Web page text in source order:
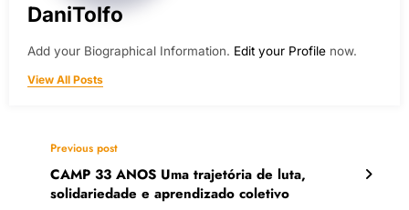
DaniTolfo
Add your Biographical Information. Edit your Profile now.
View All Posts
Previous post
CAMP 33 ANOS Uma trajetória de luta,
solidariedade e aprendizado coletivo